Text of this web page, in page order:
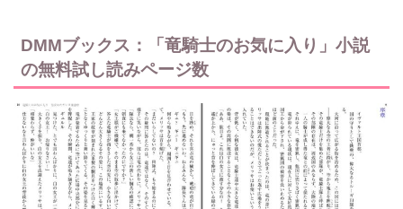
DMMブックス：「竜騎士のお気に入り」小説
の無料試し読みページ数